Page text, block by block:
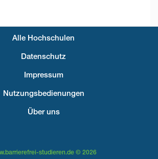
Alle Hochschulen
Datenschutz
Impressum
Nutzungsbedienungen
Über uns
studieren.de © 2026